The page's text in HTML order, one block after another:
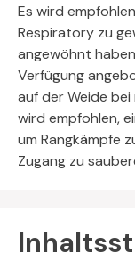
Es wird
Respiratory zu
angewöhnt
Verfügung
auf der Weide
wird empfohlen,
um Rangkämpfe
Zugang zu